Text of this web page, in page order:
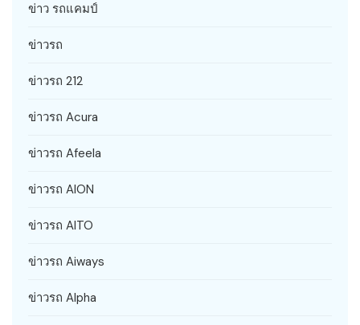
ข่าว รถแคมป์
ข่าวรถ
ข่าวรถ 212
ข่าวรถ Acura
ข่าวรถ Afeela
ข่าวรถ AION
ข่าวรถ AITO
ข่าวรถ Aiways
ข่าวรถ Alpha